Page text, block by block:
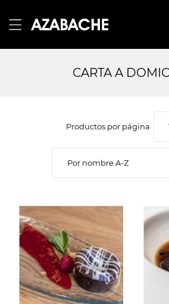
CARTA A
Productos por página